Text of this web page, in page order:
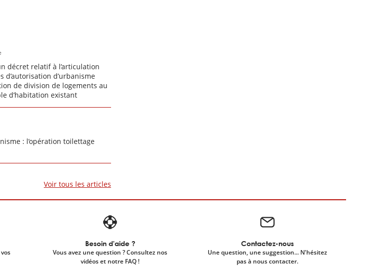
décret relatif à l’articulation
d’autorisation d’urbanisme
de division de logements au
d’habitation existant
: l’opération toilettage
Voir tous les articles
Besoin d'aide ?
Vous avez une question ? Consultez nos
vidéos et notre FAQ !
Contactez-nous
Une question, une suggestion... N'hésitez
pas à nous contacter.